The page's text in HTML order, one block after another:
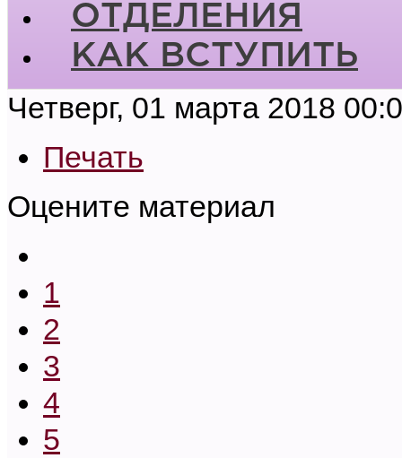
ОТДЕЛЕНИЯ
КАК ВСТУПИТЬ
Четверг, 01 марта 2018
Печать
Оцените материал
1
2
3
4
5